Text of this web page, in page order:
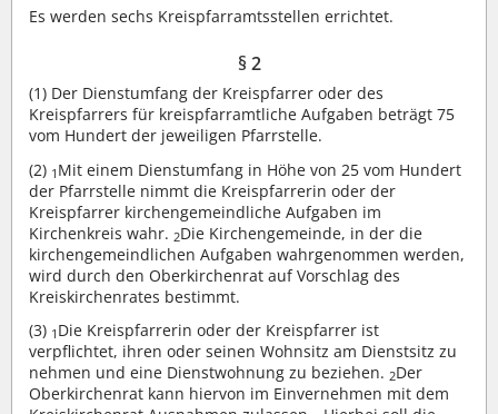
Es werden sechs Kreispfarramtsstellen errichtet.
§ 2
(1) Der Dienstumfang der Kreispfarrer oder des
Kreispfarrers für kreispfarramtliche Aufgaben beträgt 75
vom Hundert der jeweiligen Pfarrstelle.
(2) 1 Mit einem Dienstumfang in Höhe von 25 vom Hundert
der Pfarrstelle nimmt die Kreispfarrerin oder der
Kreispfarrer kirchengemeindliche Aufgaben im
Kirchenkreis wahr. 2Die Kirchengemeinde, in der die
kirchengemeindlichen Aufgaben wahrgenommen werden,
wird durch den Oberkirchenrat auf Vorschlag des
Kreiskirchenrates bestimmt.
(3) 1 Die Kreispfarrerin oder der Kreispfarrer ist
verpflichtet, ihren oder seinen Wohnsitz am Dienstsitz zu
nehmen und eine Dienstwohnung zu beziehen. 2Der
Oberkirchenrat kann hiervon im Einvernehmen mit dem